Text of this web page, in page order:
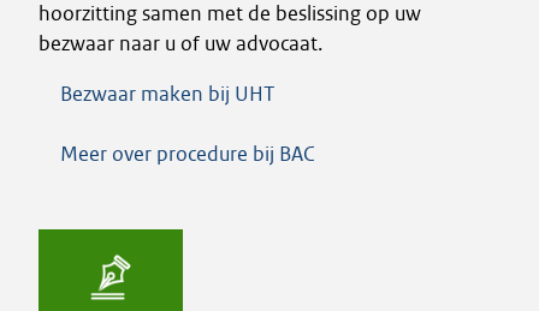
hoorzitting samen met de beslissing op uw
bezwaar naar u of uw advocaat.
Bezwaar maken bij UHT
Meer over procedure bij BAC